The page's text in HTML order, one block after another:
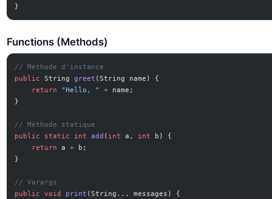
}
Functions (Methods)
// Méthode d'instance
public
String greet (String name) {
    return
"Hello, " + name;
}
// Méthode statique
public
static int add ( int a, int
b) {
    return
a + b;
}
// Varargs
public
void print (String... messages) {